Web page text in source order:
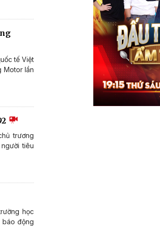
tế Việt
Motor lần
trương
tiêu
học
báo động